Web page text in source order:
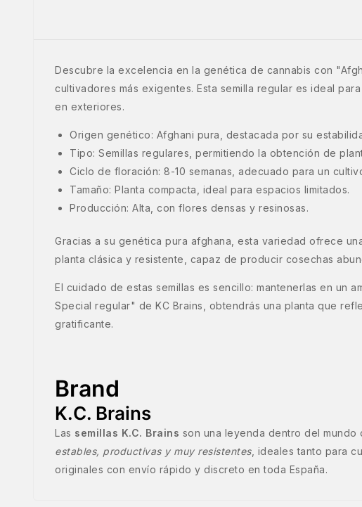
Descubre la excelencia en la genética de cannabis con
cultivadores más exigentes. Esta semilla regular es ideal
en exteriores.
Origen genético: Afghani pura, destacada por su
Tipo: Semillas regulares, permitiendo la obtención de
Ciclo de floración: 8-10 semanas, adecuado para un
Tamaño: Planta compacta, ideal para espacios limitados.
Producción: Alta, con flores densas y resinosas.
Gracias a su genética pura afghana, esta variedad ofrece
planta clásica y resistente, capaz de producir cosechas
El cuidado de estas semillas es sencillo: mantenerlas en un
Special regular" de KC Brains, obtendrás una planta que
gratificante.
Brand
K.C. Brains
Las semillas K.C. Brains son una leyenda dentro del
estables, productivas y muy resistentes, ideales tanto para
originales con envío rápido y discreto en toda España.